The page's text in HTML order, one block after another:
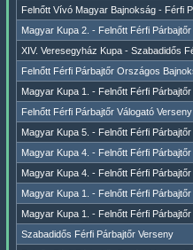
Felnőtt Vívó Magyar Bajnokság - Férfi
Magyar Kupa 2. - Felnőtt Férfi
XIV. Veresegyház Kupa - Szabadidős
Felnőtt Férfi Párbajtőr Országos
Magyar Kupa 1. - Felnőtt Férfi
Felnőtt Férfi Párbajtőr Válogató Verseny
Magyar Kupa 5. - Felnőtt Férfi
Magyar Kupa 4. - Felnőtt Férfi
Magyar Kupa 4. - Felnőtt Férfi
Magyar Kupa 1. - Felnőtt Férfi
Magyar Kupa 1. - Felnőtt Férfi
Szabadidős Férfi Párbajtőr Verseny